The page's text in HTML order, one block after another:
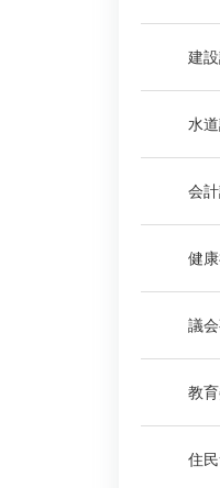
建設
水道
会計
健康
議会
教育
住民